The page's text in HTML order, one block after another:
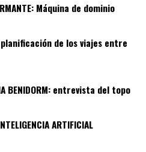
Máquina de dominio12
de los viajes entre
BENIDORM: entrevista del topo
14
ARTIFICIAL